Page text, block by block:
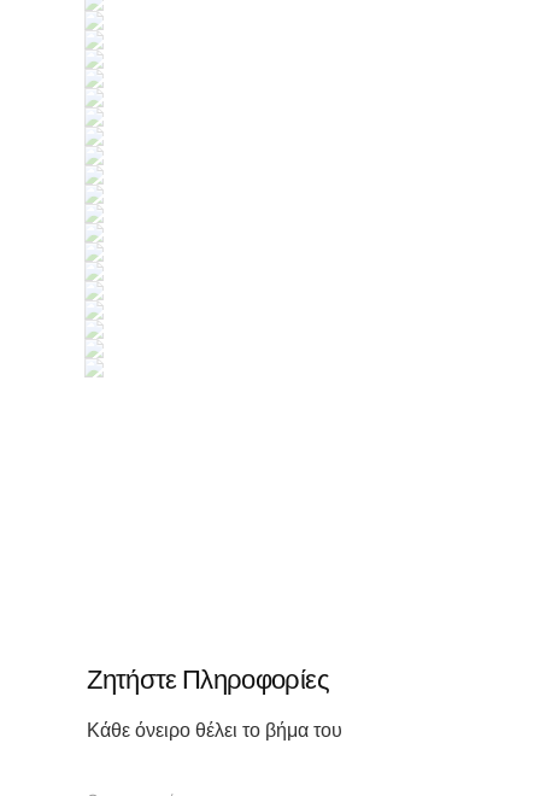
Ζητήστε Πληροφορίες
Κάθε όνειρο θέλει το βήμα του